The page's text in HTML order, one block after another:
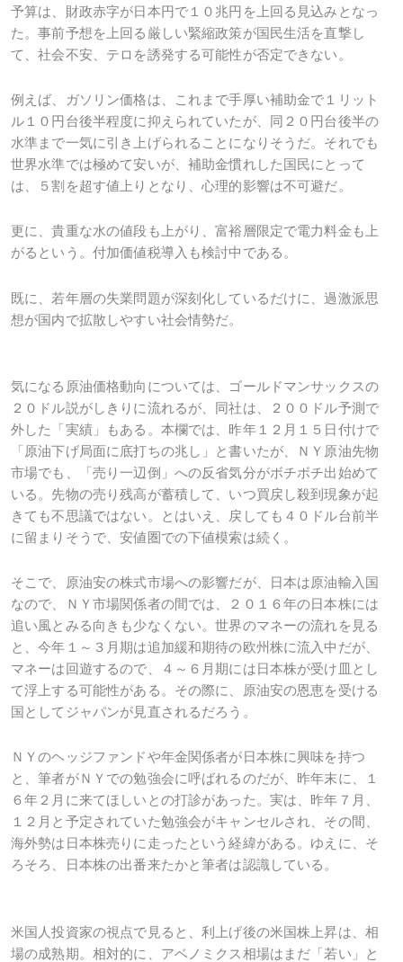
予算は、財政赤字が日本円で１０兆円を上回る見込みとなっ
た。事前予想を上回る厳しい緊縮政策が国民生活を直撃し
て、社会不安、テロを誘発する可能性が否定できない。
例えば、ガソリン価格は、これまで手厚い補助金で１リット
ル１０円台後半程度に抑えられていたが、同２０円台後半の
水準まで一気に引き上げられることになりそうだ。それでも
世界水準では極めて安いが、補助金慣れした国民にとって
は、５割を超す値上りとなり、心理的影響は不可避だ。
更に、貴重な水の値段も上がり、富裕層限定で電力料金も上
がるという。付加価値税導入も検討中である。
既に、若年層の失業問題が深刻化しているだけに、過激派思
想が国内で拡散しやすい社会情勢だ。
気になる原油価格動向については、ゴールドマンサックスの
２０ドル説がしきりに流れるが、同社は、２００ドル予測で
外した「実績」もある。本欄では、昨年１２月１５日付けで
「原油下げ局面に底打ちの兆し」と書いたが、ＮＹ原油先物
市場でも、「売り一辺倒」への反省気分がボチボチ出始めて
いる。先物の売り残高が蓄積して、いつ買戻し殺到現象が起
きても不思議ではない。とはいえ、戻しても４０ドル台前半
に留まりそうで、安値圏での下値模索は続く。
そこで、原油安の株式市場への影響だが、日本は原油輸入国
なので、ＮＹ市場関係者の間では、２０１６年の日本株には
追い風とみる向きも少なくない。世界のマネーの流れを見る
と、今年１～３月期は追加緩和期待の欧州株に流入中だが、
マネーは回遊するので、４～６月期には日本株が受け皿とし
て浮上する可能性がある。その際に、原油安の恩恵を受ける
国としてジャパンが見直されるだろう。
ＮＹのヘッジファンドや年金関係者が日本株に興味を持つ
と、筆者がＮＹでの勉強会に呼ばれるのだが、昨年末に、１
６年２月に来てほしいとの打診があった。実は、昨年７月、
１２月と予定されていた勉強会がキャンセルされ、その間、
海外勢は日本株売りに走ったという経緯がある。ゆえに、そ
ろそろ、日本株の出番来たかと筆者は認識している。
米国人投資家の視点で見ると、利上げ後の米国株上昇は、相
場の成熟期。相対的に、アベノミクス相場はまだ「若い」と